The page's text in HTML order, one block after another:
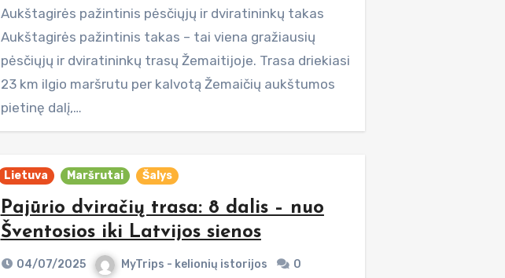
Aukštagirės pažintinis pėsčiųjų ir dviratininkų takas
Aukštagirės pažintinis takas – tai viena gražiausių
pėsčiųjų ir dviratininkų trasų Žemaitijoje. Trasa driekiasi
23 km ilgio maršrutu per kalvotą Žemaičių aukštumos
pietinę dalį,…
Lietuva Maršrutai Šalys
Pajūrio dviračių trasa: 8 dalis – nuo
Šventosios iki Latvijos sienos
04/07/2025 MyTrips - kelionių istorijos 0